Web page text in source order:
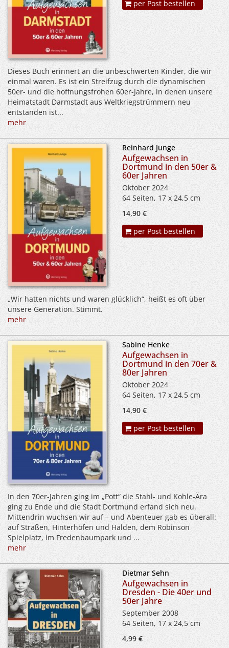
per Post bestellen
Dieses Buch erinnert an die unbeschwerten Kinder, die wir
einmal waren. Es ist ein Streifzug durch die dynamischen
50er- und die hoffnungsfrohen 60er-Jahre, in denen unsere
Heimatstadt Darmstadt aus Weltkriegstrümmern neu
entstanden ist...
mehr
Reinhard Junge
Aufgewachsen in
Dortmund in den 50er &
60er Jahren
Oktober 2024
64 Seiten, 17 x 24,5 cm
14,90 €
per Post bestellen
„Wir hatten nichts und waren glücklich“, heißt es oft über
unsere Generation. Stimmt.
mehr
Sabine Henke
Aufgewachsen in
Dortmund in den 70er &
80er Jahren
Oktober 2024
64 Seiten, 17 x 24,5 cm
14,90 €
per Post bestellen
In den 70er-Jahren ging im „Pott“ die Stahl- und Kohle-Ära
ging zu Ende und die Stadt Dortmund erfand sich neu.
Mittendrin wuchsen wir auf – und Abenteuer gab es überall:
auf Straßen, Hinterhöfen und Halden, dem Robinson
Spielplatz, im Fredenbaumpark und ...
mehr
Dietmar Sehn
Aufgewachsen in
Dresden - Die 40er und
50er Jahre
September 2008
64 Seiten, 17 x 24,5 cm
4,99 €